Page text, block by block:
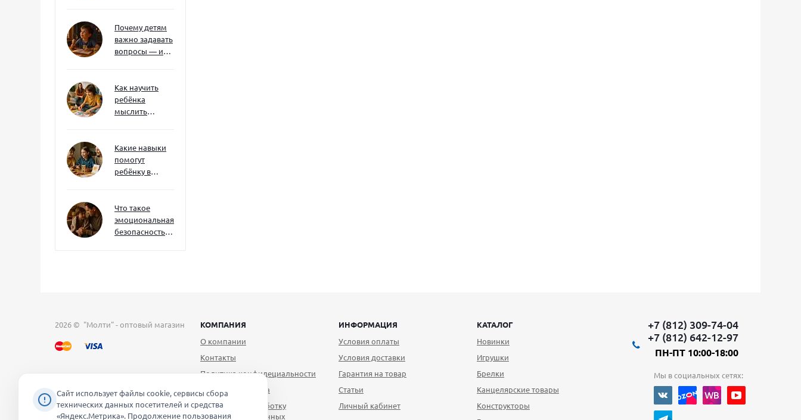
Почему детям
важно задавать
вопросы — и
Как научить
ребёнка
мыслить
сложностей
Какие навыки
помогут
ребёнку в
их уже сейчас
Что такое
эмоциональная
безопасность
2026 © "Молти" - оптовый магазин
КОМПАНИЯ
О компании
Контакты
Политика конфидециальности
Публичная оферта
Согласие на обработку
персональных данных
ИНФОРМАЦИЯ
Условия оплаты
Условия доставки
Гарантия на товар
Статьи
Личный кабинет
КАТАЛОГ
Новинки
Игрушки
Брелки
Канцелярские товары
Конструкторы
+7 (812) 309-74-04
+7 (812) 642-12-97
ПН-ПТ 10:00-18:00
Мы в социальных сетях:
Сайт использует файлы cookie, сервисы сбора
технических данных посетителей и средства
«Яндекс.Метрика». Продолжение пользования